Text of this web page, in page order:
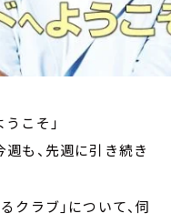
こそ」
も、先週に引き続き
クラブ」について、伺